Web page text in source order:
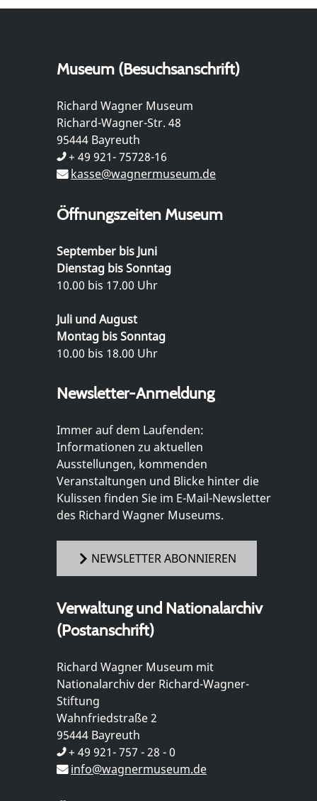
Museum (Besuchsanschrift)
Richard Wagner Museum
Richard-Wagner-Str. 48
95444 Bayreuth
+ 49 921- 75728-16
kasse@wagnermuseum.de
Öffnungszeiten Museum
September bis Juni
Dienstag bis Sonntag
10.00 bis 17.00 Uhr
Juli und August
Montag bis Sonntag
10.00 bis 18.00 Uhr
Newsletter-Anmeldung
Immer auf dem Laufenden:
Informationen zu aktuellen
Ausstellungen, kommenden
Veranstaltungen und Blicke hinter die
Kulissen finden Sie im E-Mail-Newsletter
des Richard Wagner Museums.
NEWSLETTER ABONNIEREN
Verwaltung und Nationalarchiv
(Postanschrift)
Richard Wagner Museum mit
Nationalarchiv der Richard-Wagner-
Stiftung
Wahnfriedstraße 2
95444 Bayreuth
+ 49 921- 757 - 28 - 0
info@wagnermuseum.de